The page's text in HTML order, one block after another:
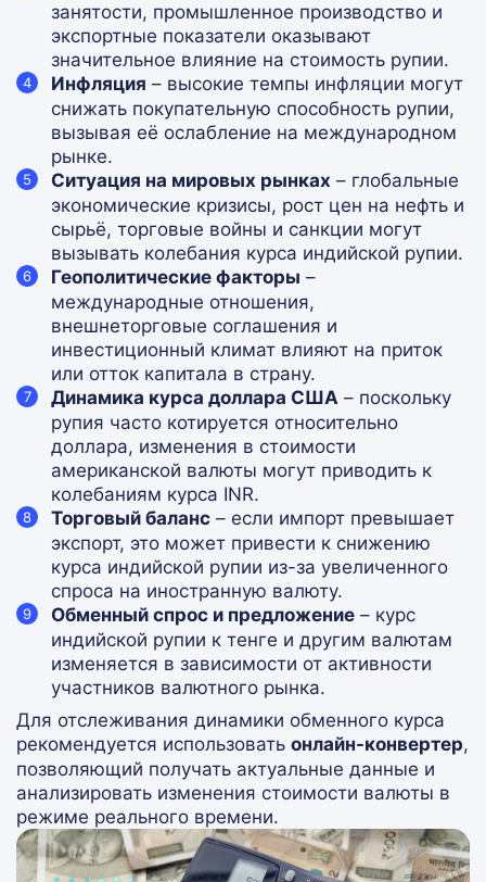
занятости, промышленное производство и
экспортные показатели оказывают
значительное влияние на стоимость рупии.
Инфляция – высокие темпы инфляции могут
снижать покупательную способность рупии,
вызывая её ослабление на международном
рынке.
Ситуация на мировых рынках – глобальные
экономические кризисы, рост цен на нефть и
сырьё, торговые войны и санкции могут
вызывать колебания курса индийской рупии.
Геополитические факторы –
международные отношения,
внешнеторговые соглашения и
инвестиционный климат влияют на приток
или отток капитала в страну.
Динамика курса доллара США – поскольку
рупия часто котируется относительно
доллара, изменения в стоимости
американской валюты могут приводить к
колебаниям курса INR.
Торговый баланс – если импорт превышает
экспорт, это может привести к снижению
курса индийской рупии из-за увеличенного
спроса на иностранную валюту.
Обменный спрос и предложение – курс
индийской рупии к тенге и другим валютам
изменяется в зависимости от активности
участников валютного рынка.
Для отслеживания динамики обменного курса
рекомендуется использовать онлайн-конвертер,
позволяющий получать актуальные данные и
анализировать изменения стоимости валюты в
режиме реального времени.